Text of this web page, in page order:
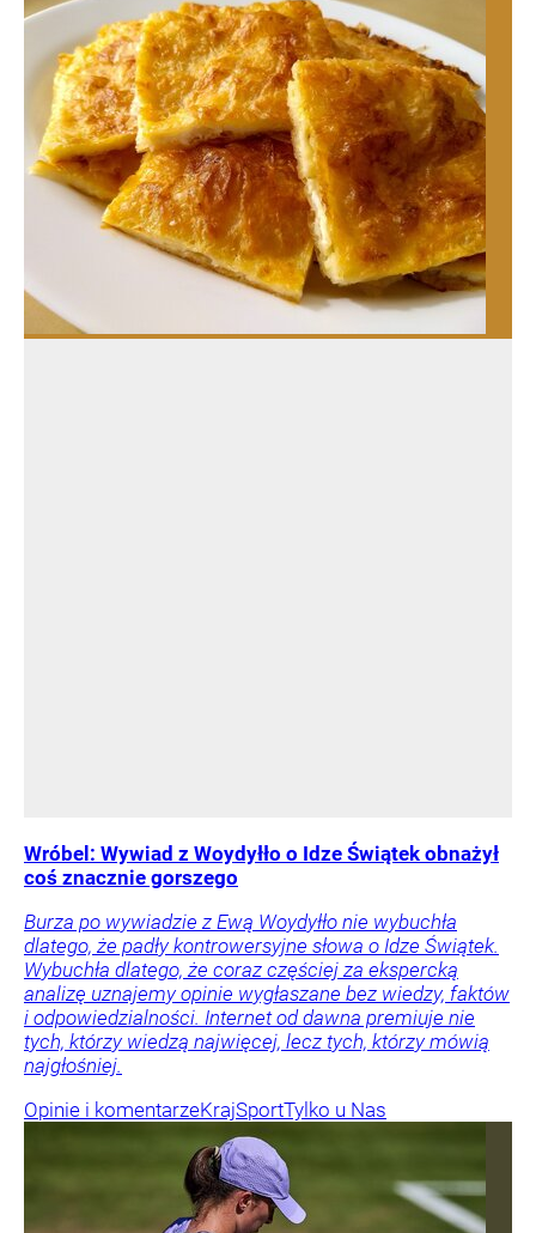
Wróbel: Wywiad z Woydyłło o Idze Świątek obnażył
coś znacznie gorszego
Burza po wywiadzie z Ewą Woydyłło nie wybuchła
dlatego, że padły kontrowersyjne słowa o Idze Świątek.
Wybuchła dlatego, że coraz częściej za ekspercką
analizę uznajemy opinie wygłaszane bez wiedzy, faktów
i odpowiedzialności. Internet od dawna premiuje nie
tych, którzy wiedzą najwięcej, lecz tych, którzy mówią
najgłośniej.
Opinie i komentarzeKrajSportTylko u Nas